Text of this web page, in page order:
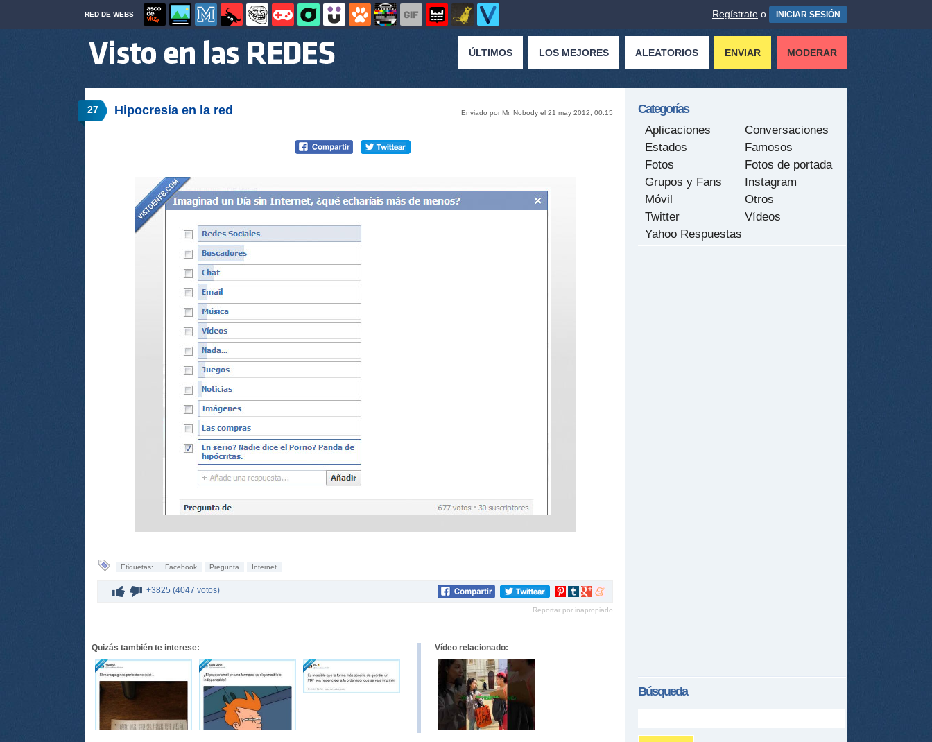
RED DE WEBS Regístrate o INICIAR SESIÓN
ÚLTIMOS LOS MEJORES ALEATORIOS ENVIAR MODERAR
27 Enviado por Mr. Nobody el 21 may 2012, 00:15
Hipocresía en la red
Etiquetas: Facebook Pregunta Internet
+3825 (4047 votos)
Compartir
Pinterest
Compartir
tumblr
Compartir
Google+
Compartir
meneame
Reportar por inapropiado
Quizás también te interese: Vídeo relacionado:
Categorías
Aplicaciones
Conversaciones
Estados
Famosos
Fotos
Fotos de portada
Grupos y Fans
Instagram
Móvil
Otros
Twitter
Vídeos
Yahoo Respuestas
Búsqueda